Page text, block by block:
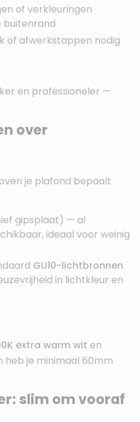
of verkleuringen
buitenrand
of afwerkstappen nodig
en professioneler —
over
je plafond bepaalt
gipsplaat) — al
ideaal voor weinig
GU10-lichtbronnen
in lichtkleur en
extra warm wit en
heb je minimaal 60mm
slim om vooraf